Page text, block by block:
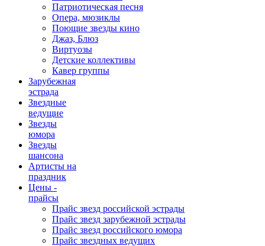
Патриотическая песня
Опера, мюзиклы
Поющие звезды кино
Джаз, Блюз
Виртуозы
Детские коллективы
Кавер группы
Зарубежная
эстрада
Звездные
ведущие
Звезды
юмора
Звезды
шансона
Артисты на
праздник
Цены -
прайсы
Прайс звезд российской эстрады
Прайс звезд зарубежной эстрады
Прайс звезд российского юмора
Прайс звездных ведущих